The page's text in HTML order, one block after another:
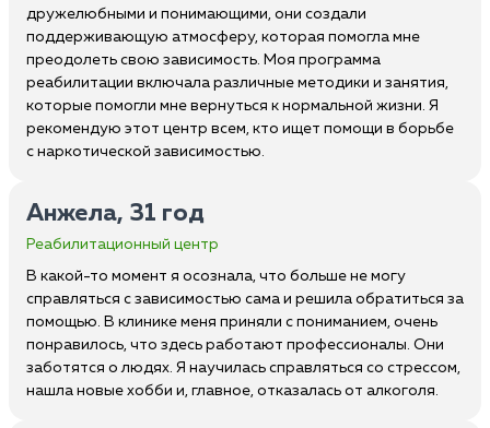
дружелюбными и понимающими, они создали
поддерживающую атмосферу, которая помогла мне
преодолеть свою зависимость. Моя программа
реабилитации включала различные методики и занятия,
которые помогли мне вернуться к нормальной жизни. Я
рекомендую этот центр всем, кто ищет помощи в борьбе
с наркотической зависимостью.
Анжела, 31 год
Реабилитационный центр
В какой-то момент я осознала, что больше не могу
справляться с зависимостью сама и решила обратиться за
помощью. В клинике меня приняли с пониманием, очень
понравилось, что здесь работают профессионалы. Они
заботятся о людях. Я научилась справляться со стрессом,
нашла новые хобби и, главное, отказалась от алкоголя.